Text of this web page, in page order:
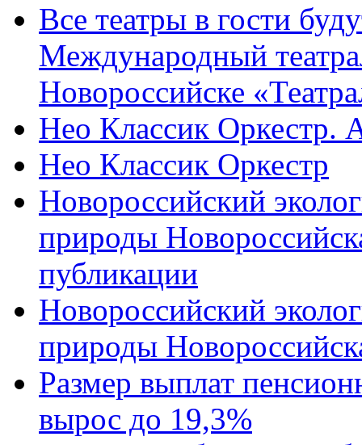
Все театры в гости
Международный
Новороссийске
Нео Классик Оркестр.
Нео Классик Оркестр
Новороссийский
природы
публикации
Новороссийский
природы
Размер выплат
вырос до 19,3%